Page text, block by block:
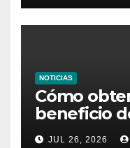
NOTICIAS
Cómo
beneficio
bonus
JUL 26, 2026